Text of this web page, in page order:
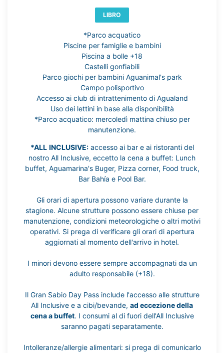
LIBRO
*Parco acquatico
Piscine per famiglie e bambini
Piscina a bolle +18
Castelli gonfiabili
Parco giochi per bambini Aguanimal's park
Campo polisportivo
Accesso ai club di intrattenimento di Agualand
Uso dei lettini in base alla disponibilità
*Parco acquatico: mercoledì mattina chiuso per
manutenzione.
*ALL INCLUSIVE:accesso ai bar e ai ristoranti del
nostro All Inclusive, eccetto la cena a buffet: Lunch
buffet, Aguamarina's Buger, Pizza corner, Food truck,
Bar Bahía e Pool Bar.
Gli orari di apertura possono variare durante la
stagione. Alcune strutture possono essere chiuse per
manutenzione, condizioni meteorologiche o altri motivi
operativi. Si prega di verificare gli orari di apertura
aggiornati al momento dell'arrivo in hotel.
I minori devono essere sempre accompagnati da un
adulto responsabile (+18).
Il Gran Sabio Day Pass include l'accesso alle strutture
All Inclusive e a cibi/bevande, ad eccezione della
cena a buffet. I consumi al di fuori dell'All Inclusive
saranno pagati separatamente.
Intolleranze/allergie alimentari: si prega di comunicarlo